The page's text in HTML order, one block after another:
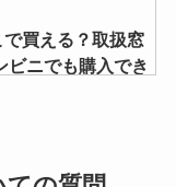
買える？取扱窓
ビニでも購入でき
ストアで売って